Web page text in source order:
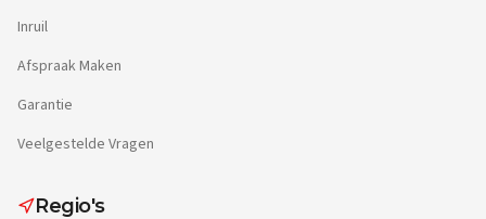
Inruil
Afspraak Maken
Garantie
Veelgestelde Vragen
Regio's